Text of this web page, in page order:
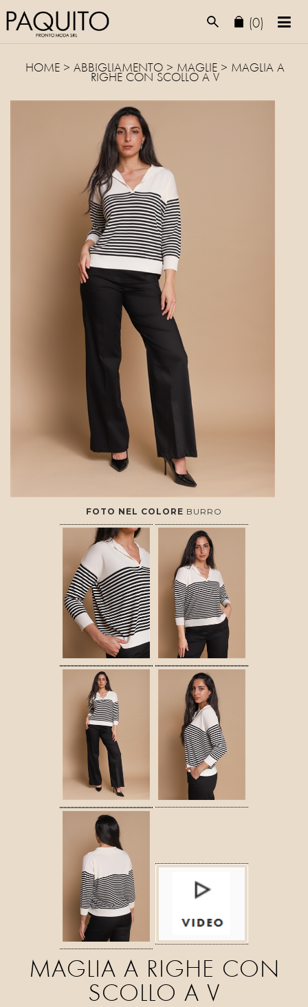
(0)
HOME > ABBIGLIAMENTO > MAGLIE > MAGLIA A
RIGHE CON SCOLLO A V
FOTO NEL COLORE BURRO
MAGLIA A RIGHE CON
SCOLLO A V